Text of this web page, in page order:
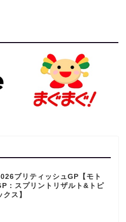
ブリティッシュGP【モト
：スプリントリザルト&トピ
クス】